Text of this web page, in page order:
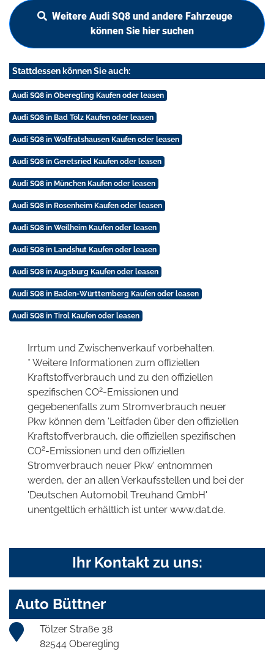
Weitere Audi SQ8 und andere Fahrzeuge
können Sie hier suchen
Stattdessen können Sie auch:
Audi SQ8 in Oberegling Kaufen oder leasen
Audi SQ8 in Bad Tölz Kaufen oder leasen
Audi SQ8 in Wolfratshausen Kaufen oder leasen
Audi SQ8 in Geretsried Kaufen oder leasen
Audi SQ8 in München Kaufen oder leasen
Audi SQ8 in Rosenheim Kaufen oder leasen
Audi SQ8 in Weilheim Kaufen oder leasen
Audi SQ8 in Landshut Kaufen oder leasen
Audi SQ8 in Augsburg Kaufen oder leasen
Audi SQ8 in Baden-Württemberg Kaufen oder leasen
Audi SQ8 in Tirol Kaufen oder leasen
Irrtum und Zwischenverkauf vorbehalten.
* Weitere Informationen zum offiziellen
Kraftstoffverbrauch und zu den offiziellen
spezifischen CO2-Emissionen und
gegebenenfalls zum Stromverbrauch neuer
Pkw können dem 'Leitfaden über den offiziellen
Kraftstoffverbrauch, die offiziellen spezifischen
CO2-Emissionen und den offiziellen
Stromverbrauch neuer Pkw' entnommen
werden, der an allen Verkaufsstellen und bei der
'Deutschen Automobil Treuhand GmbH'
unentgeltlich erhältlich ist unter www.dat.de.
Ihr Kontakt zu uns:
Auto Büttner
Tölzer Straße 38
82544 Oberegling